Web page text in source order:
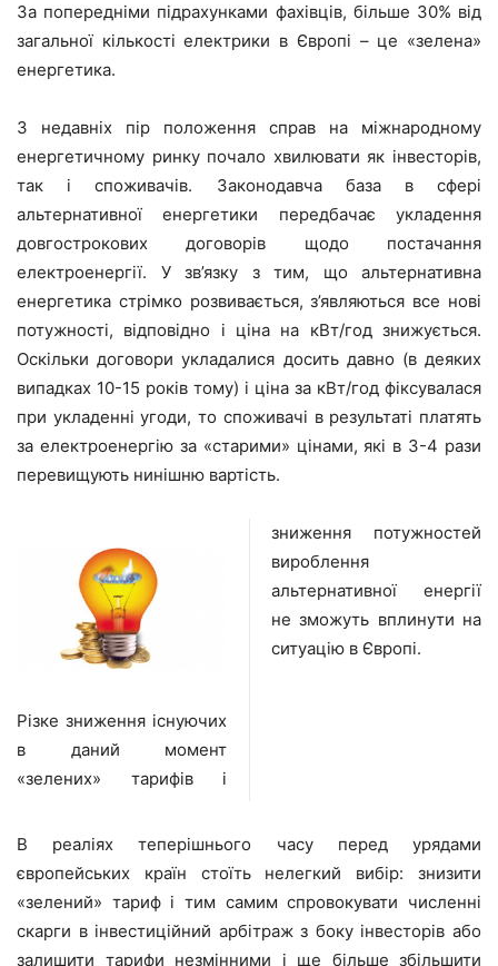
За попередніми підрахунками фахівців, більше 30% від
загальної кількості електрики в Європі – це «зелена»
енергетика.
З недавніх пір положення справ на міжнародному
енергетичному ринку почало хвилювати як інвесторів,
так і споживачів. Законодавча база в сфері
альтернативної енергетики передбачає укладення
довгострокових договорів щодо постачання
електроенергії. У зв’язку з тим, що альтернативна
енергетика стрімко розвивається, з’являються все нові
потужності, відповідно і ціна на кВт/год знижується.
Оскільки договори укладалися досить давно (в деяких
випадках 10-15 років тому) і ціна за кВт/год фіксувалася
при укладенні угоди, то споживачі в результаті платять
за електроенергію за «старими» цінами, які в 3-4 рази
перевищують нинішню вартість.
Різке зниження існуючих
в даний момент
«зелених» тарифів і
зниження потужностей
вироблення
альтернативної енергії
не зможуть вплинути на
ситуацію в Європі.
В реаліях теперішнього часу перед урядами
європейських країн стоїть нелегкий вибір: знизити
«зелений» тариф і тим самим спровокувати численні
скарги в інвестиційний арбітраж з боку інвесторів або
залишити тарифи незмінними і ще більше збільшити